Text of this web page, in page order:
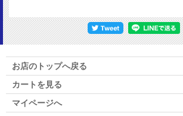
お店のトップへ戻る
カートを見る
マイページへ